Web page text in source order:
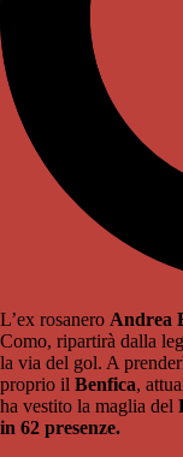
L’ex rosanero Andrea
Como, ripartirà dalla
la via del gol. A
proprio il Benfica,
ha vestito la maglia del
in 62 presenze.